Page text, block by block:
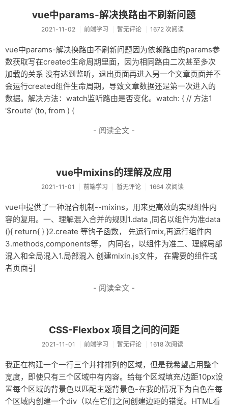
vue中params-解决换路由不刷新问题
2021-11-02 前端学习 暂无评论 1672 次阅读
vue中params-解决换路由不刷新问题因为依赖路由的params参
数获取写在created生命周期里面，因为相同路由二次甚至多次
加载的关系 没有达到监听，退出页面再进入另一个文章页面并不
会运行created组件生命周期，导致文章数据还是第一次进入的
数据。解决方法：watch监听路由是否变化。watch: { // 方法1
'$route' (to, from ) {
- 阅读全文 -
vue中mixins的理解及应用
2021-11-01 前端学习 暂无评论 1664 次阅读
vue中提供了一种混合机制--mixins，用来更高效的实现组件内
容的复用。一、理解混入合并的规则1.data ,同名以组件为准data
(){ return{ } }2.create 等钩子函数， 先运行mix,再运行组件内
3.methods,components等， 内同名，以组件为准二、理解局部
混入和全局混入1.局部混入 创建mixin.js文件， 在需要的组件或
者页面引
- 阅读全文 -
CSS-Flexbox 项目之间的间距
2021-11-01 前端学习 暂无评论 1618 次阅读
我正在构建一个一行三个并排排列的区域，但是我希望占用整个
宽度，即使只有三个区域中有内容。给每个区域填充/边距10px设
置每个区域的背景色以匹配主题背景色-在我的情况下为白色在每
个区域内创建一个div（以在它们之间创建边距的错觉。HTML看